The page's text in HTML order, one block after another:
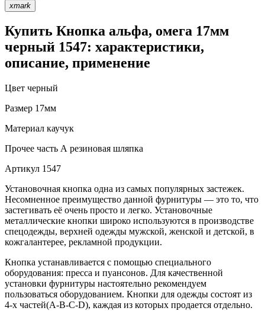
xmark
Купить Кнопка альфа, омега 17мм
черный 1547: характеристики,
описание, применение
Цвет черный
Размер 17мм
Материал каучук
Прочее часть А резиновая шляпка
Артикул 1547
Установочная кнопка одна из самых популярных застежек.
Несомненное преимущество данной фурнитуры — это то, что
застегивать её очень просто и легко. Установочные
металлические кнопки широко используются в производстве
спецодежды, верхней одежды мужской, женской и детской, в
кожгалантерее, рекламной продукции.
Кнопка устанавливается с помощью специального
оборудования: пресса и пуансонов. Для качественной
установки фурнитуры настоятельно рекомендуем
пользоваться оборудованием. Кнопки для одежды состоят из
4-х частей(А-В-С-D), каждая из которых продается отдельно.